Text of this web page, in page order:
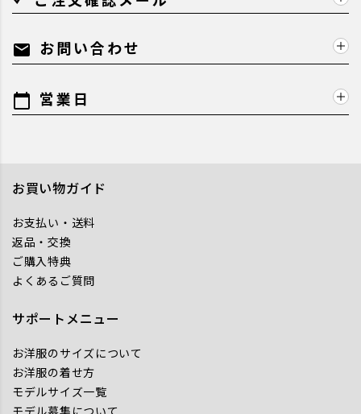
mail お問い合わせ
calendar_today 営業日
お買い物ガイド
お支払い・送料
返品・交換
ご購入特典
よくあるご質問
サポートメニュー
お洋服のサイズについて
お洋服の着せ方
モデルサイズ一覧